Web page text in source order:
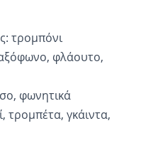
τρομπόνι
φλάουτο,
φωνητικά
τρομπέτα, γκάιντα,